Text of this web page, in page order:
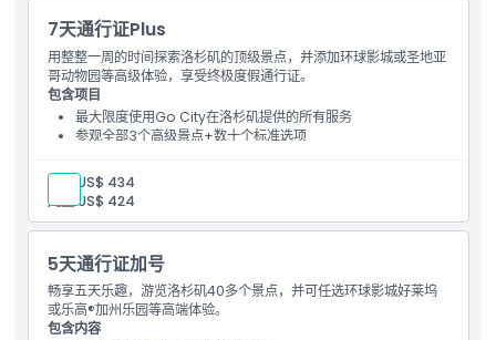
7天通行证Plus
用整整一周的时间探索洛杉矶的顶级景点，并添加环球影城或圣地亚
哥动物园等高级体验，享受终极度假通行证。
包含项目
最大限度使用Go City在洛杉矶提供的所有服务
参观全部3个高级景点+数十个标准选项
成人: US$ 434
儿童:US$ 424
5天通行证加号
畅享五天乐趣，游览洛杉矶40多个景点，并可任选环球影城好莱坞
或乐高®加州乐园等高端体验。
包含内容